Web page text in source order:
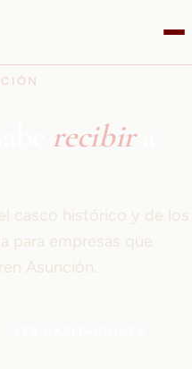
recibira
casco histórico y de los
para empresas que
Asunción.